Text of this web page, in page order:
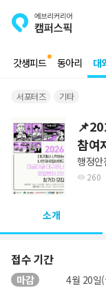
갓생피드 동아리 대
서포터즈 기타
참여
행정안
260
소개
접수 기간
마감 4월 20일